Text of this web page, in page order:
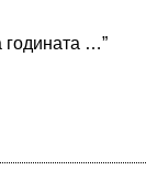
годината …”